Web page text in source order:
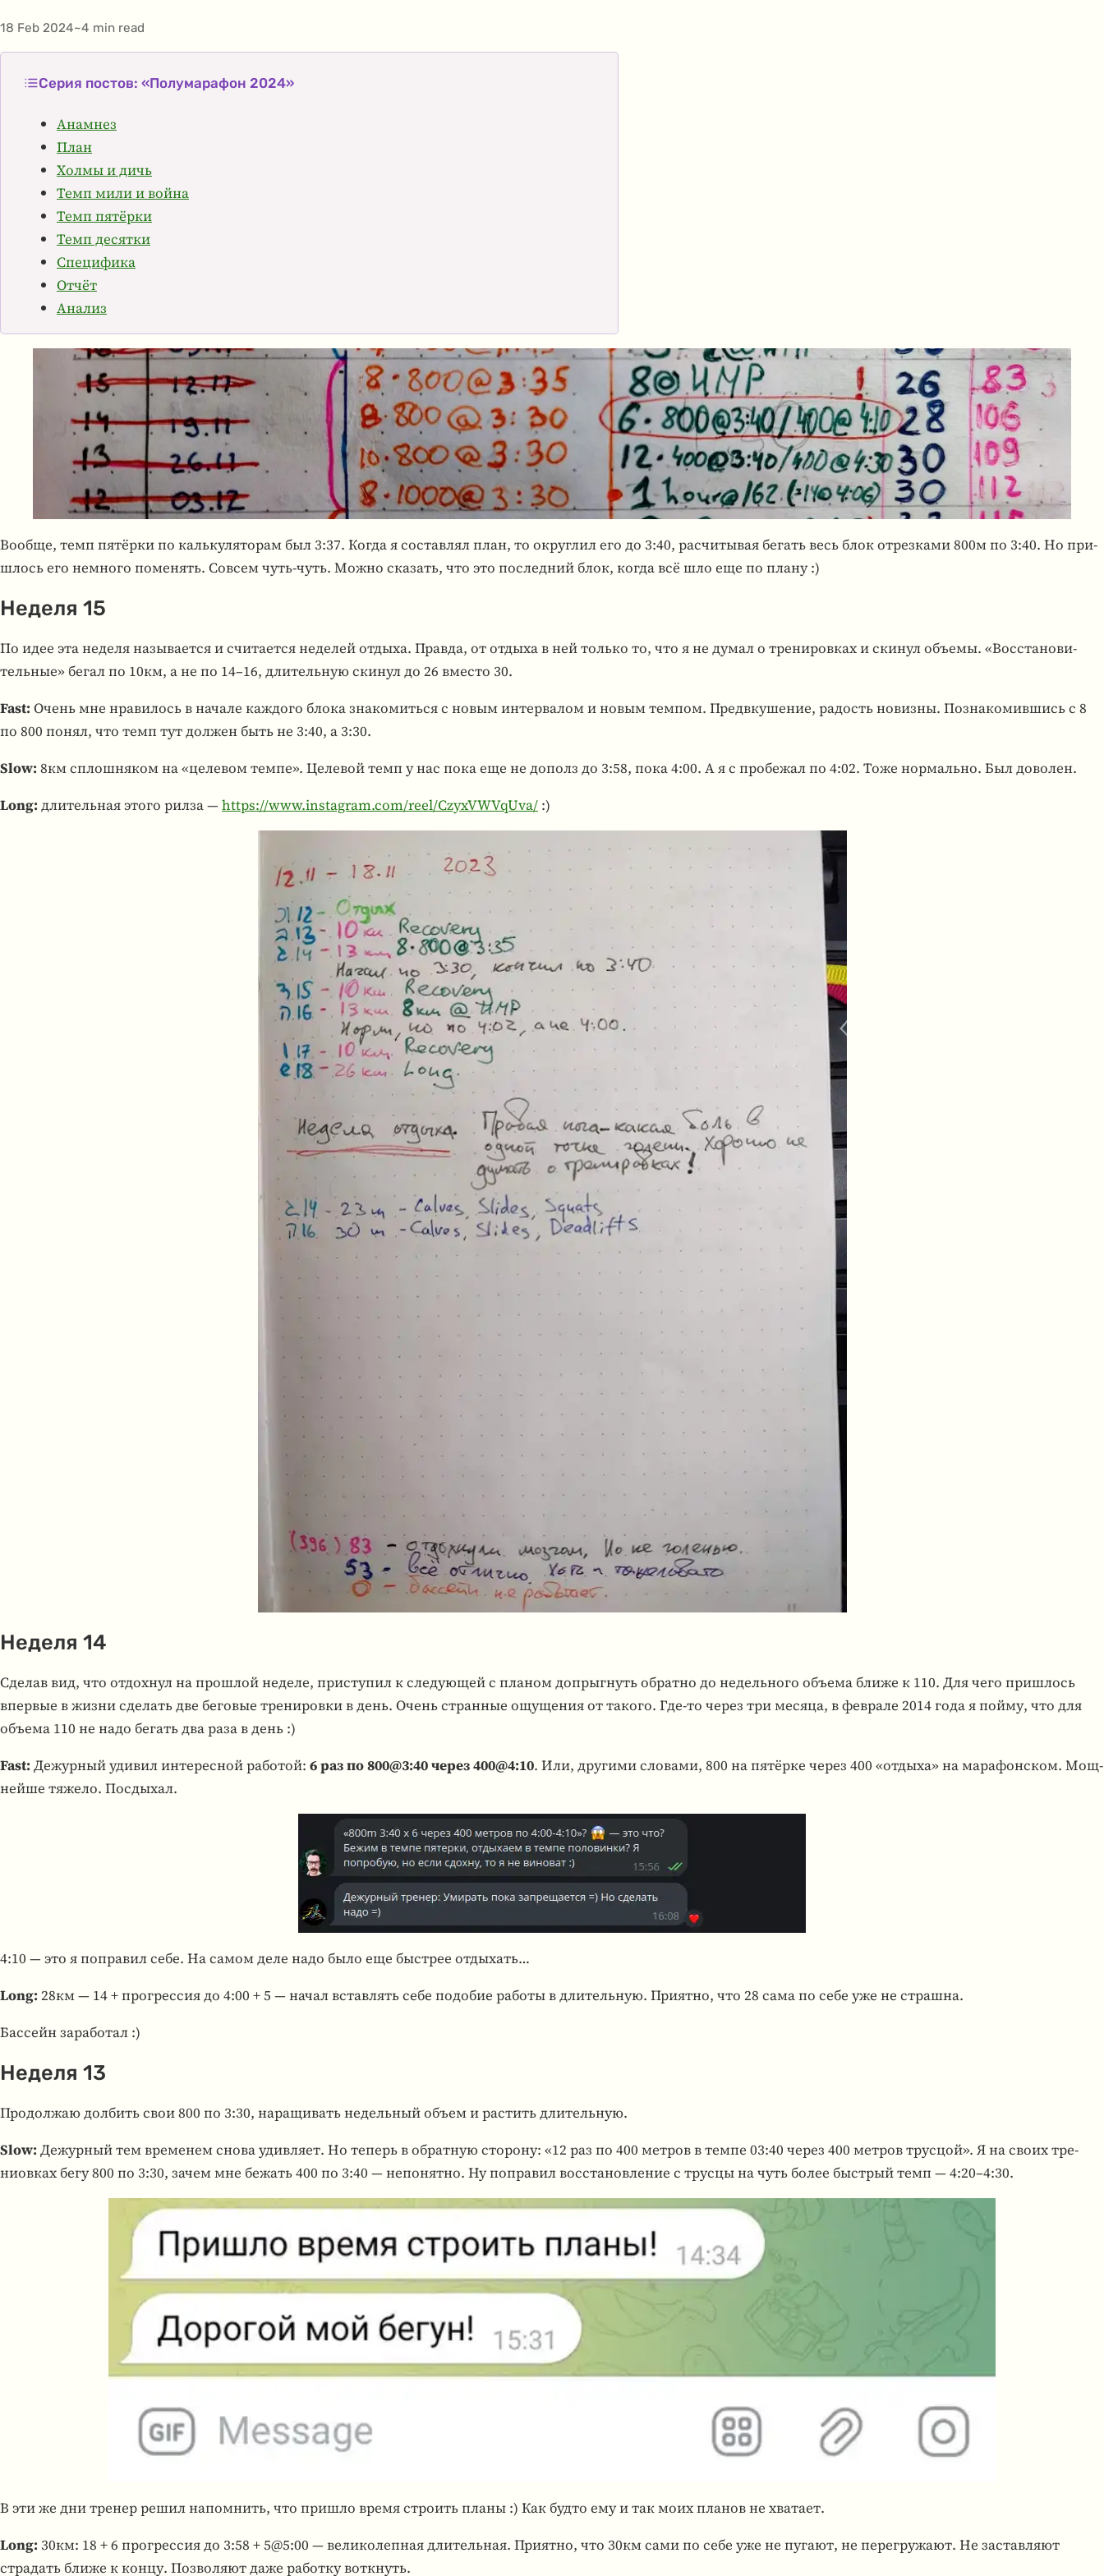
18 Feb 2024 4 min read
Серия постов: «Полумарафон 2024»
Анамнез
План
Холмы и дичь
Темп мили и война
Темп пятёрки
Темп десятки
Специфика
Отчёт
Анализ
Вообще, темп пятёрки по каль­ку­ля­то­рам был 3:37. Когда я состав­лял план, то округ­лил его до 3:40, расчи­ты­вая бегать весь блок отрез­ками 800м по 3:40. Но при­
шлось его немного поме­нять. Совсем чуть-чуть. Можно ска­зать, что это послед­ний блок, когда всё шло еще по плану :)
Неделя 15
По идее эта неделя назы­ва­ется и счи­та­ется неде­лей отдыха. Правда, от отдыха в ней только то, что я не думал о тре­ни­ров­ках и скинул объемы. «Вос­ста­но­ви­
тель­ные» бегал по 10км, а не по 14–16, дли­тель­ную скинул до 26 вместо 30.
Fast: Очень мне нра­ви­лось в начале каж­дого блока зна­ко­миться с новым интер­ва­лом и новым темпом. Пред­вку­ше­ние, радость новизны. Позна­ко­мив­шись с 8
по 800 понял, что темп тут должен быть не 3:40, а 3:30.
Slow: 8км сплош­ня­ком на «целе­вом темпе». Целе­вой темп у нас пока еще не дополз до 3:58, пока 4:00. А я с про­бе­жал по 4:02. Тоже нор­мально. Был дово­лен.
Long: дли­тель­ная этого рилза —https://www.instagram.com/reel/CzyxVWVqUva/ :)
Неделя 14
Сделав вид, что отдох­нул на про­шлой неделе, при­сту­пил к сле­ду­ю­щей с планом допрыг­нуть обратно до недель­ного объема ближе к 110. Для чего при­шлось
впер­вые в жизни сде­лать две бего­вые тре­ни­ровки в день. Очень стран­ные ощу­ще­ния от такого. Где-то через три месяца, в фев­рале 2014 года я пойму, что для
объема 110 не надо бегать два раза в день :)
Fast: Дежур­ный удивил инте­рес­ной рабо­той: 6 раз по 800@3:40 через 400@4:10. Или, дру­гими сло­вами, 800 на пятёрке через 400 «отдыха» на мара­фон­ском. Мощ­
нейше тяжело. Посды­хал.
4:10 — это я попра­вил себе. На самом деле надо было еще быст­рее отды­хать…
Long: 28км — 14 + про­грес­сия до 4:00 + 5 — начал встав­лять себе подо­бие работы в дли­тель­ную. При­ятно, что 28 сама по себе уже не страшна.
Бас­сейн зара­бо­тал :)
Неделя 13
Про­дол­жаю дол­бить свои 800 по 3:30, нара­щи­вать недель­ный объем и рас­тить дли­тель­ную.
Slow: Дежур­ный тем вре­ме­нем снова удив­ляет. Но теперь в обрат­ную сто­рону: «12 раз по 400 метров в темпе 03:40 через 400 метров трус­цой». Я на своих тре­
ниов­ках бегу 800 по 3:30, зачем мне бежать 400 по 3:40 — непо­нятно. Ну попра­вил вос­ста­нов­ле­ние с трусцы на чуть более быст­рый темп — 4:20–4:30.
В эти же дни тренер решил напом­нить, что пришло время стро­ить планы :) Как будто ему и так моих планов не хва­тает.
Long: 30км: 18 + 6 прогрессия до 3:58 + 5@5:00 — великолепная длительная. Приятно, что 30км сами по себе уже не пугают, не перегружают. Не заставляют
страдать ближе к концу. Позволяют даже работку воткнуть.